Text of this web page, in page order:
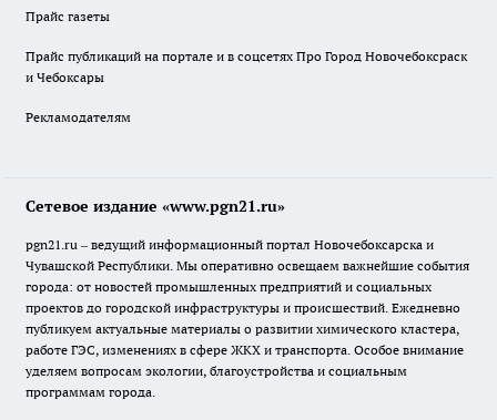
Прайс газеты
Прайс публикаций на портале и в соцсетях Про Город Новочебоксраск
и Чебоксары
Рекламодателям
Сетевое издание «www.pgn21.ru»
pgn21.ru – ведущий информационный портал Новочебоксарска и
Чувашской Республики. Мы оперативно освещаем важнейшие события
города: от новостей промышленных предприятий и социальных
проектов до городской инфраструктуры и происшествий. Ежедневно
публикуем актуальные материалы о развитии химического кластера,
работе ГЭС, изменениях в сфере ЖКХ и транспорта. Особое внимание
уделяем вопросам экологии, благоустройства и социальным
программам города.